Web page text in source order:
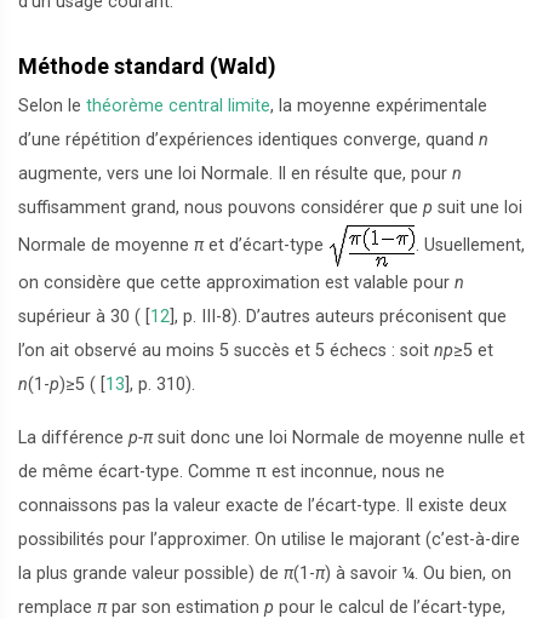
Méthode standard (Wald)
Selon le théorème central limite, la moyenne expérimentale
d’une répétition d’expériences identiques converge, quand n
augmente, vers une loi Normale. Il en résulte que, pour n
suffisamment grand, nous pouvons considérer que p suit une loi
Normale de moyenne πet d’écart-type
. Usuellement,
on considère que cette approximation est valable pour n
supérieur à 30 ( 12 , p. III-8). D’autres auteurs préconisent que
l’on ait observé au moins 5 succès et 5 échecs : soit np≥5 et
n(1-p)≥5 ( 13 , p. 310).
La différence p-πsuit donc une loi Normale de moyenne nulle et
de même écart-type. Comme π est inconnue, nous ne
connaissons pas la valeur exacte de l’écart-type. Il existe deux
possibilités pour l’approximer. On utilise le majorant (c’est-à-dire
la plus grande valeur possible) de π(1-π) à savoir ¼. Ou bien, on
remplace πpar son estimation p pour le calcul de l’écart-type,